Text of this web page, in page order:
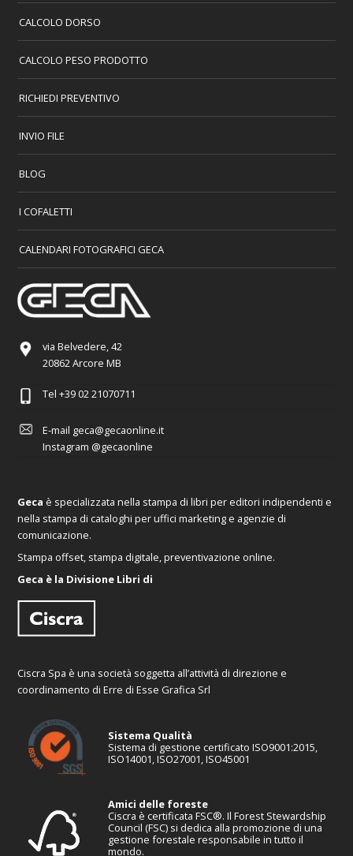
CALCOLO DORSO
CALCOLO PESO PRODOTTO
RICHIEDI PREVENTIVO
INVIO FILE
BLOG
I COFALETTI
CALENDARI FOTOGRAFICI GECA
via Belvedere, 42
20862 Arcore MB
Tel +39 02 21070711
E-mail geca@gecaonline.it
Instagram @gecaonline
Geca è specializzata nella stampa di libri per editori indipendenti e
nella stampa di cataloghi per uffici marketing e agenzie di
comunicazione.
Stampa offset, stampa digitale, preventivazione online.
Geca è la Divisione Libri di
Ciscra Spa è una società soggetta all’attività di direzione e
coordinamento di Erre di Esse Grafica Srl
Sistema Qualità
Sistema di gestione certificato ISO9001:2015,
ISO14001, ISO27001, ISO45001
Amici delle foreste
Ciscra è certificata FSC®. Il Forest Stewardship
Council (FSC) si dedica alla promozione di una
gestione forestale responsabile in tutto il
mondo.